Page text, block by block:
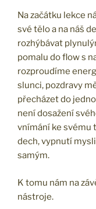
Na začátku lekce
své tělo a na náš
rozhýbávat
pomalu do flow s
rozproudíme
slunci, pozdravy
přecházet do
není dosažení
vnímání ke svému
dech, vypnutí
samým.
K tomu nám na
nástroje.